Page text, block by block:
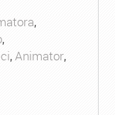
,
,
,Animator,